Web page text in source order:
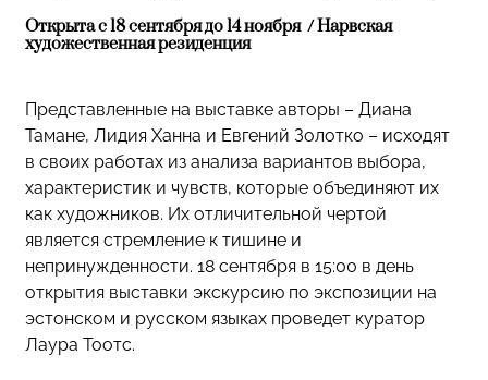
Открыта с 18 сентября до 14 ноября / Нарвская
художественная резиденция
Представленные на выставке авторы – Диана
Тамане, Лидия Ханна и Евгений Золотко – исходят
в своих работах из анализа вариантов выбора,
характеристик и чувств, которые объединяют их
как художников. Их отличительной чертой
является стремление к тишине и
непринужденности. 18 сентября в 15:00 в день
открытия выставки экскурсию по экспозиции на
эстонском и русском языках проведет куратор
Лаура Тоотс.